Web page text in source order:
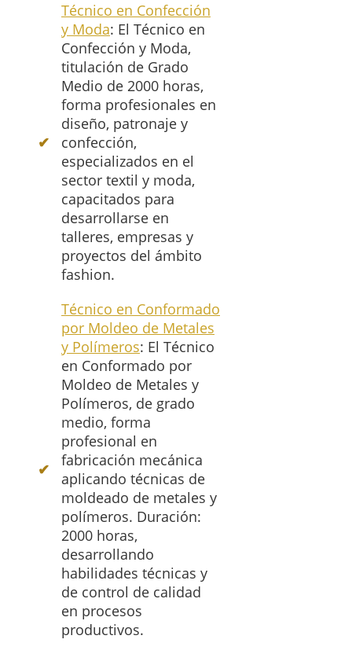
Técnico en Confección
y Moda: El Técnico en
Confección y Moda,
titulación de Grado
Medio de 2000 horas,
forma profesionales en
diseño, patronaje y
confección,
especializados en el
sector textil y moda,
capacitados para
desarrollarse en
talleres, empresas y
proyectos del ámbito
fashion.
Técnico en Conformado
por Moldeo de Metales
y Polímeros: El Técnico
en Conformado por
Moldeo de Metales y
Polímeros, de grado
medio, forma
profesional en
fabricación mecánica
aplicando técnicas de
moldeado de metales y
polímeros. Duración:
2000 horas,
desarrollando
habilidades técnicas y
de control de calidad
en procesos
productivos.